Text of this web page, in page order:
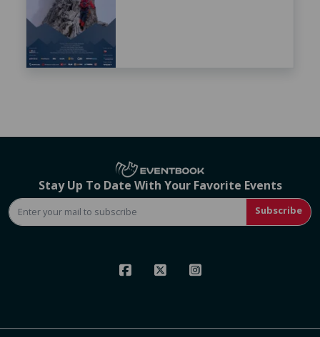
Stay Up To Date With Your Favorite Events
Subscribe